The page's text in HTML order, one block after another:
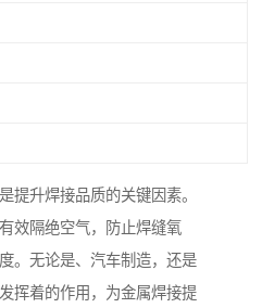
提升焊接品质的关键因素。
效隔绝空气，防止焊缝氧
。无论是、汽车制造，还是
挥着的作用，为金属焊接提